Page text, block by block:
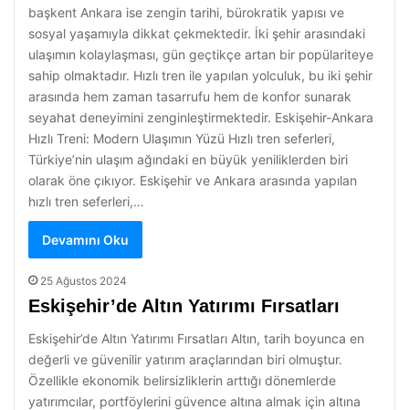
başkent Ankara ise zengin tarihi, bürokratik yapısı ve
sosyal yaşamıyla dikkat çekmektedir. İki şehir arasındaki
ulaşımın kolaylaşması, gün geçtikçe artan bir popülariteye
sahip olmaktadır. Hızlı tren ile yapılan yolculuk, bu iki şehir
arasında hem zaman tasarrufu hem de konfor sunarak
seyahat deneyimini zenginleştirmektedir. Eskişehir-Ankara
Hızlı Treni: Modern Ulaşımın Yüzü Hızlı tren seferleri,
Türkiye’nin ulaşım ağındaki en büyük yeniliklerden biri
olarak öne çıkıyor. Eskişehir ve Ankara arasında yapılan
hızlı tren seferleri,…
Devamını Oku
25 Ağustos 2024
Eskişehir’de Altın Yatırımı Fırsatları
Eskişehir’de Altın Yatırımı Fırsatları Altın, tarih boyunca en
değerli ve güvenilir yatırım araçlarından biri olmuştur.
Özellikle ekonomik belirsizliklerin arttığı dönemlerde
yatırımcılar, portföylerini güvence altına almak için altına